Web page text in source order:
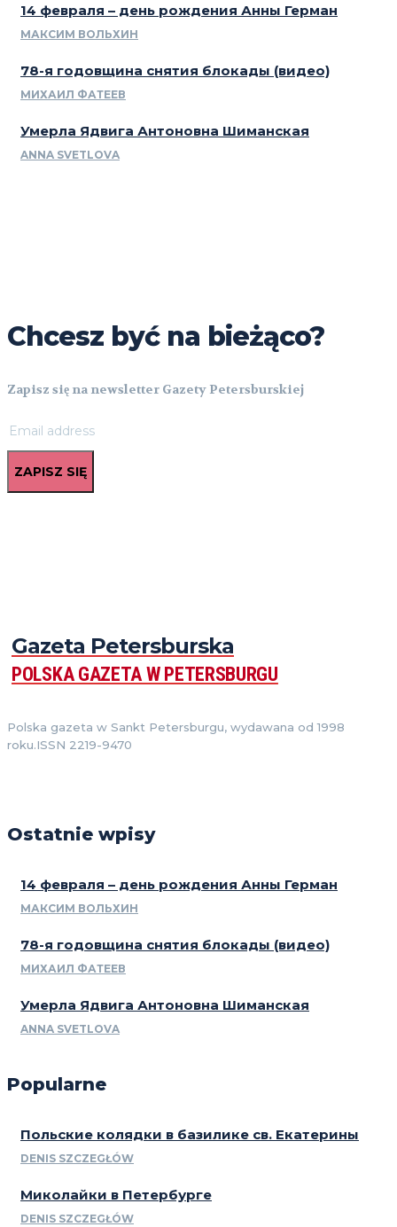
14 февраля – день рождения Анны Герман
МАКСИМ ВОЛЬХИН
78-я годовщина снятия блокады (видео)
МИХАИЛ ФАТЕЕВ
Умерла Ядвига Антоновна Шиманская
ANNA SVETLOVA
Chcesz być na bieżąco?
Zapisz się na newsletter Gazety Petersburskiej
ZAPISZ SIĘ
Gazeta Petersburska
POLSKA GAZETA W PETERSBURGU
Polska gazeta w Sankt Petersburgu, wydawana od 1998
roku.ISSN 2219-9470
Ostatnie wpisy
14 февраля – день рождения Анны Герман
МАКСИМ ВОЛЬХИН
78-я годовщина снятия блокады (видео)
МИХАИЛ ФАТЕЕВ
Умерла Ядвига Антоновна Шиманская
ANNA SVETLOVA
Popularne
Польские колядки в базилике св. Екатерины
DENIS SZCZEGŁÓW
Миколайки в Петербурге
DENIS SZCZEGŁÓW